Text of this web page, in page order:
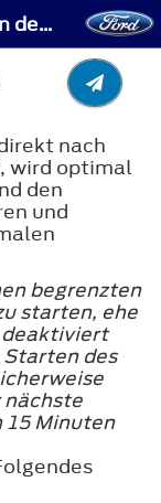
Starten des Motors - Starten des Benzinmotors
nach
wird optimal
den
und
begrenzten
starten, ehe
deaktiviert
des
nächste
Minuten